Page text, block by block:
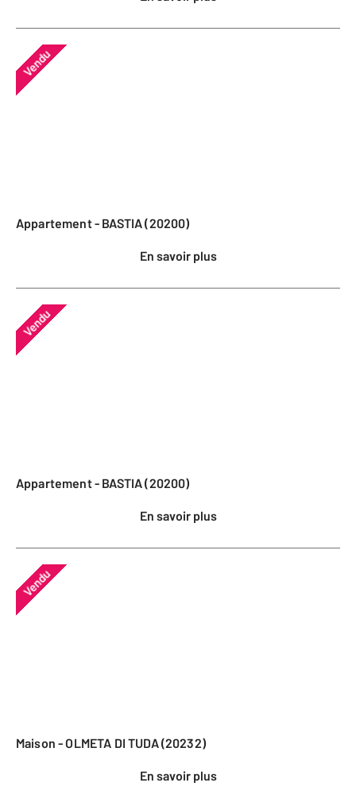
Vendu
Appartement - BASTIA (20200)
En savoir plus
Vendu
Appartement - BASTIA (20200)
En savoir plus
Vendu
Maison - OLMETA DI TUDA (20232)
En savoir plus